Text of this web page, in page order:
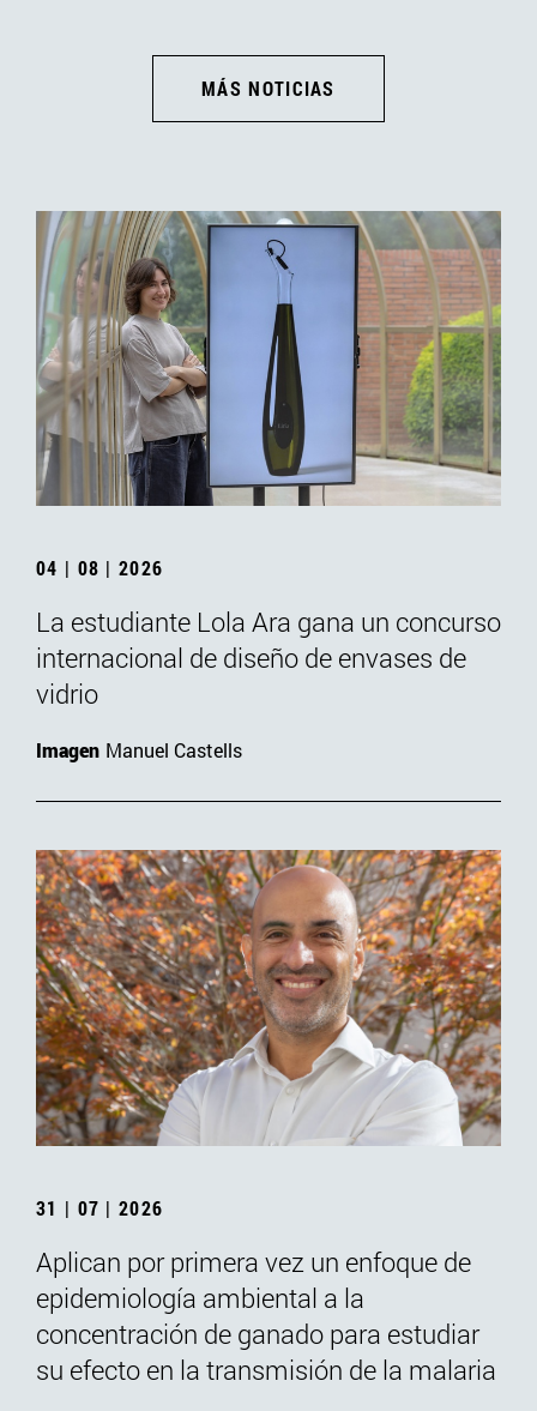
MÁS NOTICIAS
04 | 08 | 2026
La estudiante Lola Ara gana un concurso
internacional de diseño de envases de
vidrio
Imagen Manuel Castells
31 | 07 | 2026
Aplican por primera vez un enfoque de
epidemiología ambiental a la
concentración de ganado para estudiar
su efecto en la transmisión de la malaria